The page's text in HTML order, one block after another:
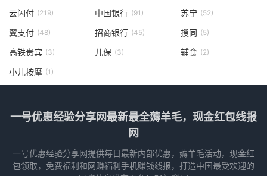
云闪付 (219) 中国银行 (91) 苏宁 (52)
翼支付 (48) 招商银行 (45) 搜同 (5)
高铁贵宾 (3) 儿保 (3) 辅食 (2)
小儿按摩 (1)
一号优惠经验分享网最新最全薅羊毛，现金红包线报
网
一号优惠经验分享网提供每日最新内部优惠，薅羊毛活动，现金红
包领取，免费福利和网赚福利手机赚钱线报，打造中国最受欢迎的